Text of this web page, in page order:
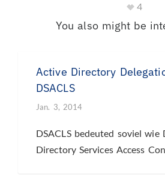
4
You also might be
Active Directory
DSACLS
Jan. 3, 2014
DSACLS bedeuted soviel wie
Directory Services Access